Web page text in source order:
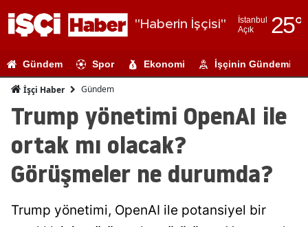
"Haberin İşçisi"
İstanbul
Açık
25°
Adıyaman
Ağrı
Ankara
Antalya
Gündem Spor Ekonomi İşçinin Gündemi
İşçi Haber Gündem
Trump yönetimi OpenAI ile
ortak mı olacak?
Görüşmeler ne durumda?
Trump yönetimi, OpenAI ile potansiyel bir